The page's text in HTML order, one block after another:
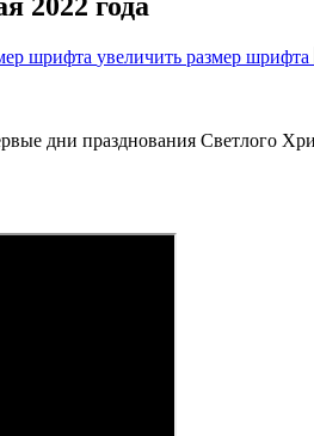
увеличить размер шрифта
дни празднования Светлого